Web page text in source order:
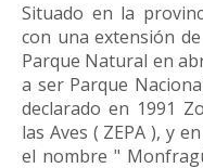
Situado en la
con una extensión
Parque Natural en
a ser Parque
declarado en 1991
las Aves ( ZEPA ), y
el nombre "